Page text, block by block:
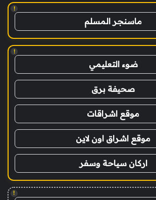
!
ماسنجر المسلم
!
ضوء التعليمي
صحيفة برق
موقع اشراقات
موقع اشراق اون لاين
اركان سياحة وسفر
!